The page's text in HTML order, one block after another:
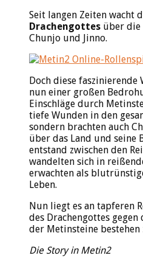
Seit langen Zeiten wacht
Drachengottes über die
Chunjo und Jinno.
Doch diese faszinierende
nun einer großen
Einschläge durch
tiefe Wunden in den
sondern brachten auch
über das Land und seine
entstand zwischen den
wandelten sich in
erwachten als
Leben.
Nun liegt es an tapferen
des Drachengottes
der Metinsteine bestehen
Die Story in Metin2